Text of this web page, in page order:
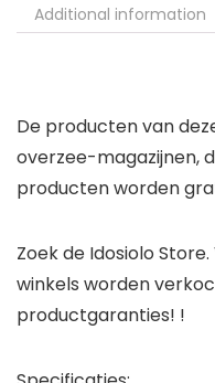
Additional information
De producten van
overzee-magazijnen,
producten worden
Zoek de Idosiolo
winkels worden
productgaranties! !